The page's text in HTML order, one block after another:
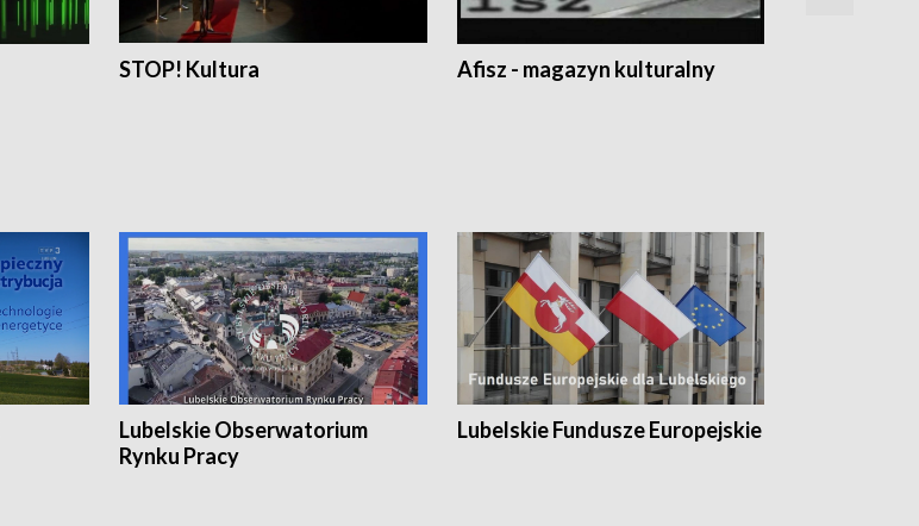
STOP! Kultura Afisz - magazyn kulturalny
Lubelskie Obserwatorium
Rynku Pracy
Lubelskie Fundusze Europejskie